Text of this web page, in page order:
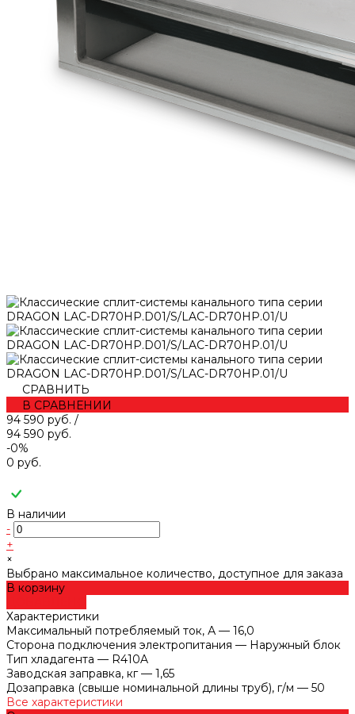
СРАВНИТЬ
В СРАВНЕНИИ
94 590 руб. /
94 590 руб.
-0%
0 руб.
В наличии
-
+
×
Выбрано максимальное количество, доступное для заказа
В корзину
Характеристики
Максимальный потребляемый ток, А — 16,0
Сторона подключения электропитания — Наружный блок
Тип хладагента — R410A
Заводская заправка, кг — 1,65
Дозаправка (свыше номинальной длины труб), г/м — 50
Все характеристики